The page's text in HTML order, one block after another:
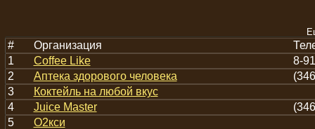
# Организация
1
Coffee Like
8-
2
Аптека здорового человека
3
Коктейль на любой вкус
4
Juice Master
5
О2кси